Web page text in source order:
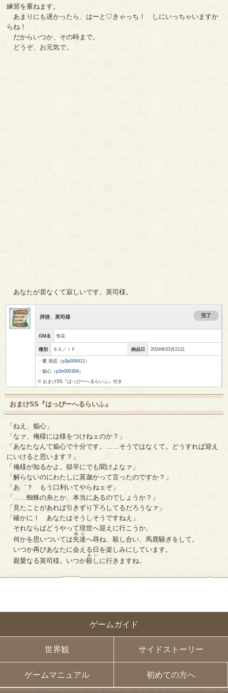
ゲームガイド
世界観 サイドストーリー
ゲームマニュアル 初めての方へ
練習を重ねます。
あまりにも遅かったら、はーと♡きゃっち！ しにいっちゃいますか
らね！
だからいつか、その時まで。
どうぞ、お元気で。
あなたが居なくて寂しいです、英司様。
拝啓、英司様 完了
GM名 壱花
種別 ＳＳ／ＩＦ 納品日 2024年03月21日
・耀 澄恋（p3p009412）
・焔心（p3n000304）
※ おまけSS『はっぴーへるらいふ』付き
おまけSS『はっぴーへるらいふ』
「ねえ、焔心」
「なァ、俺様には様をつけねェのか？」
「あなたなんて焔心で十分です。……そうではなくて。どうすれば迎え
にいけると思います？」
「俺様が知るかよ。獄卒にでも聞けよなァ」
「解らないのにわたしに莫迦かって言ったのですか？」
「あ゛？ もう口利いてやらねェぞ」
「……蜘蛛の糸とか、本当にあるのでしょうか？」
「見たことがあれば引きずり下ろしてるだろうなァ」
「確かに！ あなたはそうしそうですねえ」
それならばどうやって現世へ迎えに行こうか。
何かを思いついては先達
焔心
へ尋ね、殺し合い、馬鹿騒ぎをして。
いつか再びあなたに会える日を楽しみにしています。
親愛なる英司様。いつか殺し
あい
に行きますね。